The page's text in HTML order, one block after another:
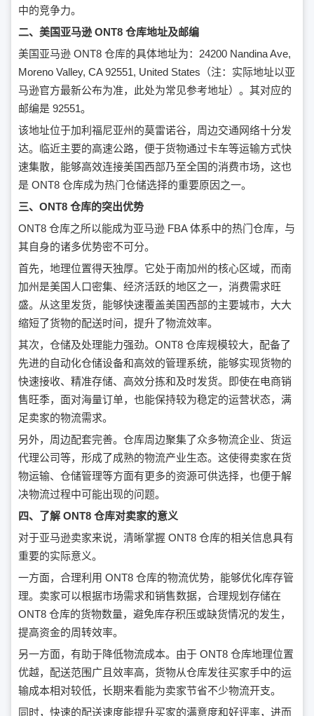
中的竞争力。
二、美国亚马逊 ONT8 仓库地址及邮编
美国亚马逊 ONT8 仓库的具体地址为：24200 Nandina Ave,
Moreno Valley, CA 92551, United States（注：实际地址以亚
马逊官方最新公布为准，此处为常见参考地址）。其对应的
邮编是 92551。
该地址位于加利福尼亚州的莫雷诺谷，周边交通网络十分发
达。临近主要的高速公路，便于货物通过卡车等运输方式快
速集散，能够高效连接美国西部乃至全国的消费市场，这也
是 ONT8 仓库成为热门仓储选择的重要原因之一。
三、ONT8 仓库的突出优势
ONT8 仓库之所以能成为亚马逊 FBA 体系中的热门仓库，与
其自身的诸多优势密不可分。
首先，地理位置得天独厚。它处于南加州的核心区域，而南
加州是美国人口密集、经济活跃的地区之一，消费需求旺
盛。从这里发货，能够快速覆盖美国西部的主要城市，大大
缩短了货物的配送时间，提升了物流效率。
其次，仓储及处理能力强劲。ONT8 仓库规模较大，配备了
先进的自动化仓储设备和高效的管理系统，能够实现货物的
快速接收、精准存储、高效分拣和及时发货。即使在电商销
售旺季，面对海量订单，也能保持较为稳定的运营状态，满
足卖家的物流需求。
另外，周边配套完善。仓库周边聚集了众多物流企业、货运
代理公司等，形成了成熟的物流产业生态。这使得卖家在货
物运输、仓储管理等方面有更多的资源可供选择，也便于解
决物流过程中可能出现的问题。
四、了解 ONT8 仓库对卖家的意义
对于亚马逊卖家来说，清晰掌握 ONT8 仓库的相关信息具有
重要的实际意义。
一方面，合理利用 ONT8 仓库的物流优势，能够优化库存管
理。卖家可以根据市场需求和销售数据，合理规划存储在
ONT8 仓库的货物数量，避免库存积压或缺货情况的发生，
提高资金的周转效率。
另一方面，有助于降低物流成本。由于 ONT8 仓库地理位置
优越，配送范围广且效率高，货物从仓库发往买家手中的运
输成本相对较低，长期来看能为卖家节省不少物流开支。
同时，快速的配送速度能提升买家的满意度和好评率，进而